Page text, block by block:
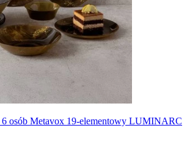
6 osób Metavox 19-elementowy LUMINARC